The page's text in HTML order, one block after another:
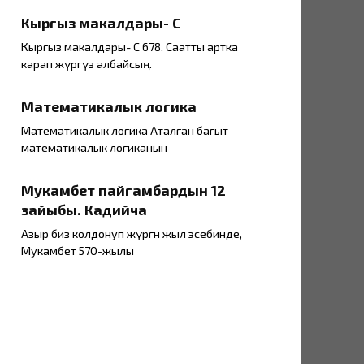
Кыргыз макалдары- С
Кыргыз макалдары- С 678. Саатты артка
карап жүргүзө албайсың.
Математикалык логика
Математикалык логика Аталган багыт
математикалык логиканын
Мукамбет пайгамбардын 12
зайыбы. Кадийча
Азыр биз колдонуп жүргөн жыл эсебинде,
Мукамбет 570-жылы